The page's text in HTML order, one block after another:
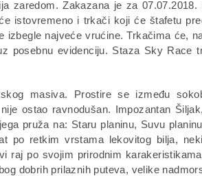
zaredom. Zakazana je za
istovremeno i trkači koji će štafetu
najveće vrućine. Trkačima će,
posebnu evidenciju. Staza Sky Race
masiva. Prostire se između
ostao ravnodušan. Impozantan
pruža na: Staru planinu, Suvu
po retkim vrstama lekovitog bilja,
raj po svojim prirodnim
dobrih prilaznih puteva, velike